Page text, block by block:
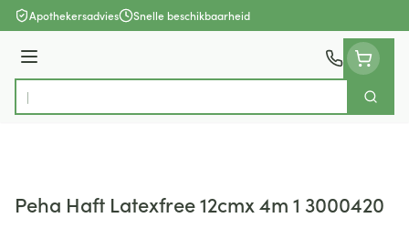
Ga naar de inhoud
Apothekersadvies Snelle beschikbaarheid
Menu
Product, merk, categorie...
Zoek
Peha Haft Latexfree 12cmx 4m 1 3000420